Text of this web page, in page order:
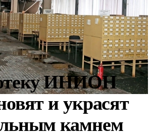
ИНИОН
и украсят
камнем